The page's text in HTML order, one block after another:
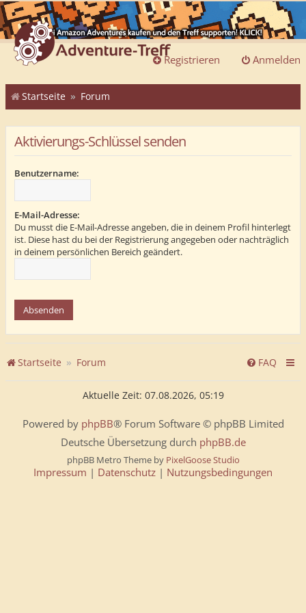
Anmelden
Registrieren
Startseite Forum
Aktivierungs-Schlüssel senden
Benutzername:
E-Mail-Adresse:
Du musst die E-Mail-Adresse angeben, die in deinem Profil hinterlegt
ist. Diese hast du bei der Registrierung angegeben oder nachträglich
in deinem persönlichen Bereich geändert.
Startseite Forum FAQ
Aktuelle Zeit: 07.08.2026, 05:19
Powered by phpBB® Forum Software © phpBB Limited
Deutsche Übersetzung durch phpBB.de
phpBB Metro Theme by PixelGoose Studio
Impressum | Datenschutz | Nutzungsbedingungen